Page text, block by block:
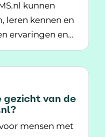
kunnen
leren kennen en
ervaringen en
onder
zoekt moderatoren om
gezicht van de
mensen met